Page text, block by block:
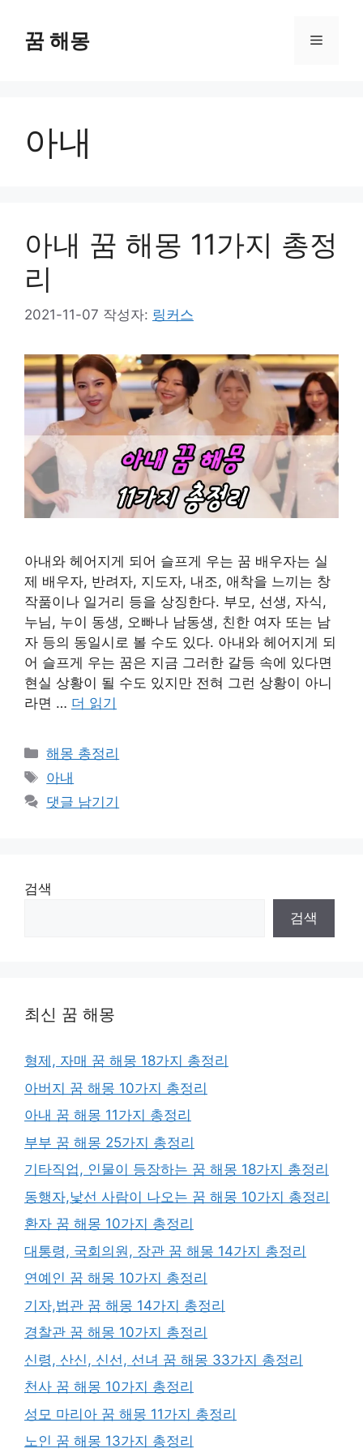
꿈 해몽 메
아내
아내 꿈 해몽 11가지 총정
리
2021-11-07 작성자: 링커스
아내와 헤어지게 되어 슬프게 우는 꿈 배우자는 실
제 배우자, 반려자, 지도자, 내조, 애착을 느끼는 창
작품이나 일거리 등을 상징한다. 부모, 선생, 자식,
누님, 누이 동생, 오빠나 남동생, 친한 여자 또는 남
자 등의 동일시로 볼 수도 있다. 아내와 헤어지게 되
어 슬프게 우는 꿈은 지금 그러한 갈등 속에 있다면
현실 상황이 될 수도 있지만 전혀 그런 상황이 아니
라면 … 더 읽기
카
테
리
해몽 총정리
태
그
아내
댓글 남기기
검색
검색
최신 꿈 해몽
형제, 자매 꿈 해몽 18가지 총정리
아버지 꿈 해몽 10가지 총정리
아내 꿈 해몽 11가지 총정리
부부 꿈 해몽 25가지 총정리
기타직업, 인물이 등장하는 꿈 해몽 18가지 총정리
동행자,낯선 사람이 나오는 꿈 해몽 10가지 총정리
환자 꿈 해몽 10가지 총정리
대통령, 국회의원, 장관 꿈 해몽 14가지 총정리
연예인 꿈 해몽 10가지 총정리
기자,법관 꿈 해몽 14가지 총정리
경찰관 꿈 해몽 10가지 총정리
신령, 산신, 신선, 선녀 꿈 해몽 33가지 총정리
천사 꿈 해몽 10가지 총정리
성모 마리아 꿈 해몽 11가지 총정리
노인 꿈 해몽 13가지 총정리